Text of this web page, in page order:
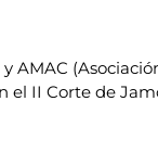
y AMAC
el II Corte de